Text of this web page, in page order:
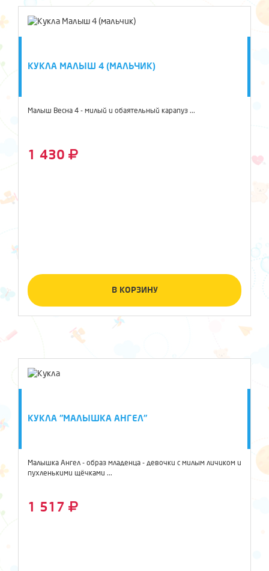
КУКЛА МАЛЫШ 4 (МАЛЬЧИК)
Малыш Весна 4 - милый и обаятельный карапуз ...
1 430
В КОРЗИНУ
КУКЛА "МАЛЫШКА АНГЕЛ"
Малышка Ангел - образ младенца - девочки с милым личиком и
пухленькими щёчками ...
1 517